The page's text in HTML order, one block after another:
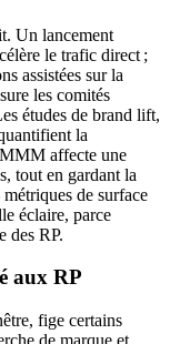
Un lancement
le trafic direct ;
assistées sur la
les comités
études de brand lift,
la
affecte une
tout en gardant la
de surface
éclaire, parce
des RP.
aux RP
fige certains
de marque et